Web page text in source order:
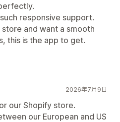
responsive support.
and want a smooth
this is the app to get.
2026年7月9日
our Shopify store.
our European and US